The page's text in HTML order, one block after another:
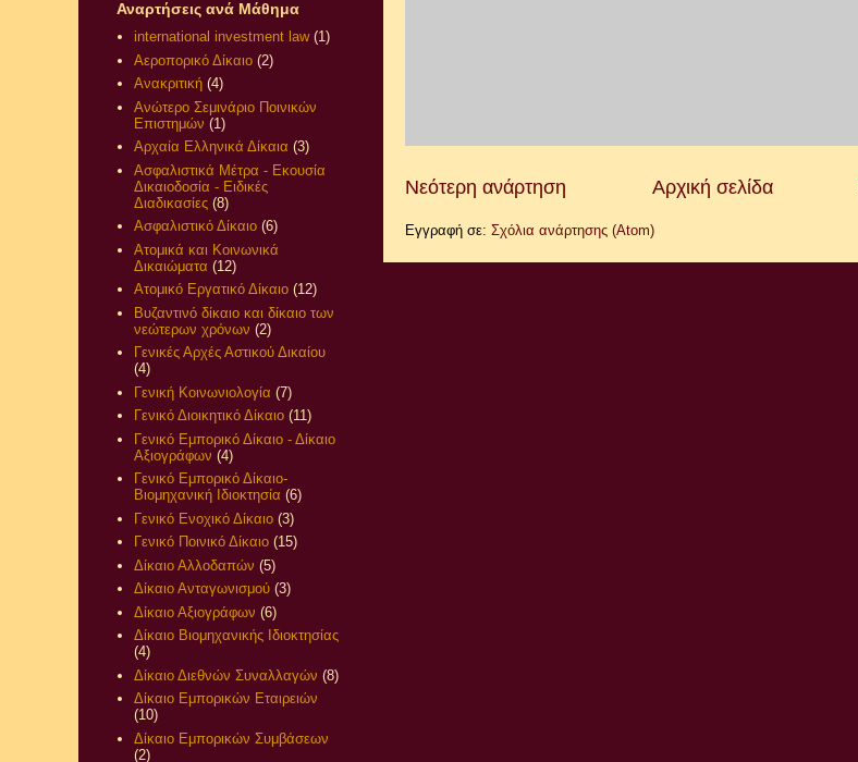
Νεότερη ανάρτηση Αρχική σελίδα
Εγγραφή σε: Σχόλια ανάρτησης (Atom)
Αναρτήσεις ανά Μάθημα
international investment law (1)
Αεροπορικό Δίκαιο (2)
Ανακριτική (4)
Ανώτερο Σεμινάριο Ποινικών
Επιστημών (1)
Αρχαία Ελληνικά Δίκαια (3)
Ασφαλιστικά Μέτρα - Εκουσία
Δικαιοδοσία - Ειδικές
Διαδικασίες (8)
Ασφαλιστικό Δίκαιο (6)
Ατομικά και Κοινωνικά
Δικαιώματα (12)
Ατομικό Εργατικό Δίκαιο (12)
Βυζαντινό δίκαιο και δίκαιο των
νεώτερων χρόνων (2)
Γενικές Αρχές Αστικού Δικαίου
(4)
Γενική Κοινωνιολογία (7)
Γενικό Διοικητικό Δίκαιο (11)
Γενικό Εμπορικό Δίκαιο - Δίκαιο
Αξιογράφων (4)
Γενικό Εμπορικό Δίκαιο-
Βιομηχανική Ιδιοκτησία (6)
Γενικό Ενοχικό Δίκαιο (3)
Γενικό Ποινικό Δίκαιο (15)
Δίκαιο Αλλοδαπών (5)
Δίκαιο Ανταγωνισμού (3)
Δίκαιο Αξιογράφων (6)
Δίκαιο Βιομηχανικής Ιδιοκτησίας
(4)
Δίκαιο Διεθνών Συναλλαγών (8)
Δίκαιο Εμπορικών Εταιρειών
(10)
Δίκαιο Εμπορικών Συμβάσεων
(2)